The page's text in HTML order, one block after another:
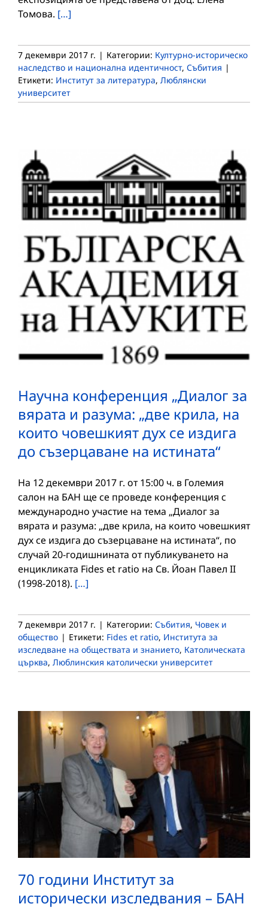
Томова. […]
7 декември 2017 г. | Категории: Културно-историческо
наследство и национална идентичност, Събития |
Етикети: Институт за литература, Люблянски
университет
Научна конференция „Диалог за
вярата и разума: „две крила, на
които човешкият дух се издига
до съзерцаване на истината“
На 12 декември 2017 г. от 15:00 ч. в Големия
салон на БАН ще се проведе конференция с
международно участие на тема „Диалог за
вярата и разума: „две крила, на които човешкият
дух се издига до съзерцаване на истината“, по
случай 20-годишнината от публикуването на
енцикликата Fides et ratio на Св. Йоан Павел II
(1998-2018). […]
7 декември 2017 г. | Категории: Събития, Човек и
общество | Етикети: Fides et ratio, Института за
изследване на обществата и знанието, Католическата
църква, Люблинския католически университет
70 години Институт за
исторически изследвания – БАН